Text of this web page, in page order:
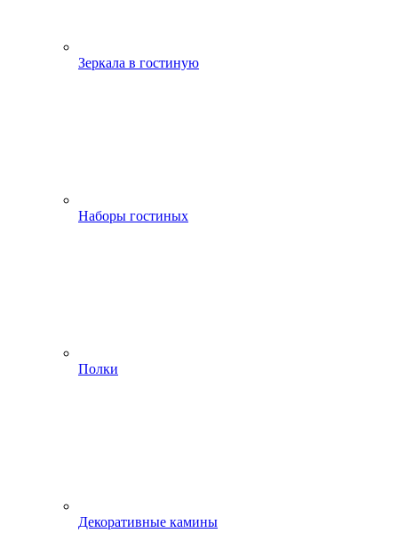
Зеркала в гостиную
Наборы гостиных
Полки
Декоративные камины